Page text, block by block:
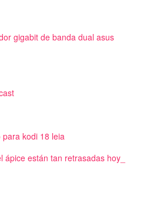
gigabit de banda dual asus
kodi 18 leia
están tan retrasadas hoy_